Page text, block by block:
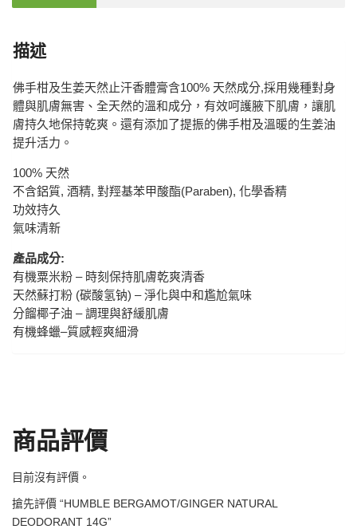
描述
佛手柑及生姜天然止汗香體膏含100% 天然成分,採用幾種對身
體與肌膚無害、全天然的溫和成分，有效呵護腋下肌膚，讓肌
膚持久地保持乾爽。還有添加了提振的佛手柑及溫暖的生姜油
提升活力。
100% 天然
不含鋁質, 酒精, 對羥基苯甲酸酯(Paraben), 化學香精
功效持久
氣味清新
產品成分:
有機粟米粉 – 時刻保持肌膚乾爽清香
天然蘇打粉 (碳酸氢钠) – 淨化與中和尷尬氣味
分餾椰子油 – 調理與舒緩肌膚
有機蜂蠟–質感輕爽細滑
商品評價
目前沒有評價。
搶先評價 “HUMBLE BERGAMOT/GINGER NATURAL
DEODORANT 14G”